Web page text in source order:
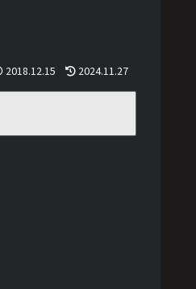
2018.12.15 2024.11.27